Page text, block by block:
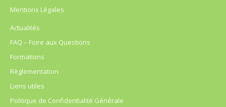
Mentions Légales
Actualités
FAQ – Foire aux Questions
Formations
Règlementation
Liens utiles
Politique de Confidentialité Générale